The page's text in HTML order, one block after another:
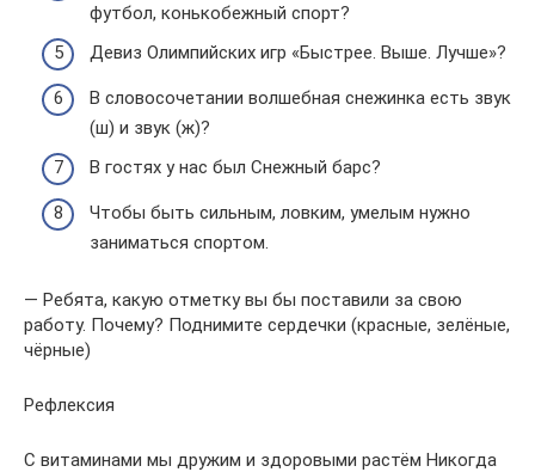
футбол, конькобежный спорт?
Девиз Олимпийских игр «Быстрее. Выше. Лучше»?
В словосочетании волшебная снежинка есть звук
(ш) и звук (ж)?
В гостях у нас был Снежный барс?
Чтобы быть сильным, ловким, умелым нужно
заниматься спортом.
— Ребята, какую отметку вы бы поставили за свою
работу. Почему? Поднимите сердечки (красные, зелёные,
чёрные)
Рефлексия
С витаминами мы дружим и здоровыми растём Никогда